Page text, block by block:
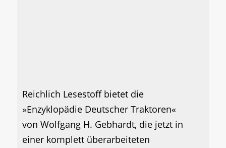
Reichlich Lesestoff bietet die
»Enzyklopädie Deutscher Traktoren«
von Wolfgang H. Gebhardt, die jetzt in
einer komplett überarbeiteten